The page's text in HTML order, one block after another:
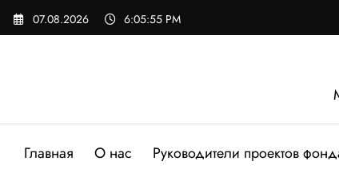
Перейти
07.08.2026 6:05:56 PM
Главная О нас Руководители проектов